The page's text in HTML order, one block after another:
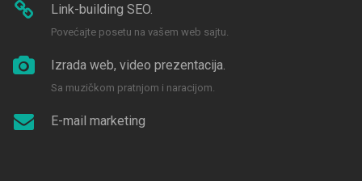
Link-building SEO.
Povećajte posetu na vašem web sajtu.
Izrada web, video prezentacija.
Sa muzičkom pratnjom i naracijom.
E-mail marketing